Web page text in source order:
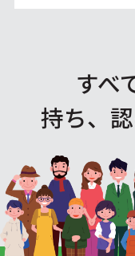
すべ
持ち、